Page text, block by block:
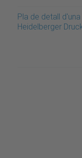
Pla de detall
Heidelberger